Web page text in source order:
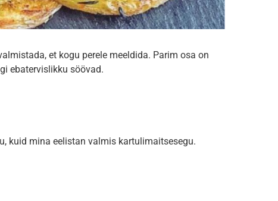
et kogu perele meeldida. Parim osa on
ebatervislikku söövad.
kuid mina eelistan valmis kartulimaitsesegu.